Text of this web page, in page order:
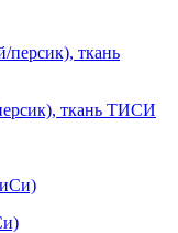
ткань ТИСИ